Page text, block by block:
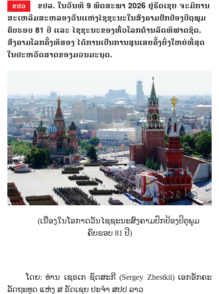
ຂປລ
ຂປລ. ໃນວັນທີ 9 ພຶດສະພາ 2026 ຢູ່ຣັດເຊຍ ຈະມີການ
ສະເຫລີມສະຫລອງວັນແຫ່ງໄຊຊະນະໃນສົງຄາມປົກປ້ອງປິຕຸພູມ
ຄົບຮອບ 81 ປີ ແລະ ໄຊຊະນະຂອງທົ່ວໂລກຕ້ານລັດທິຟາດຊິດ.
ສົງຄາມໂລກຄັ້ງທີສອງ ໄດ້ການເປັນການສູນເສຍຄັ້ງຍິ່ງໃຫຍ່ທີ່ສຸດ
ໃນປະຫວັດສາດຂອງມວນມະນຸດ.
(ເນື່ອງໃນໂອກາດວັນໄຊຊະນະສົງຄາມປົກປ້ອງປິຕຸພູມ
ຄົບຮອບ 81 ປີ)
ໂດຍ: ທ່ານ ເຊຣເກ ຊົດສະກີ (Sergey Zhestkii) ເອກອັກຄະ
ລັດຖະທູດ ແຫ່ງ ສ ຣັດເຊຍ ປະຈໍາ ສປປ ລາວ